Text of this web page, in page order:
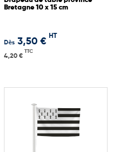
Bretagne 10 x 15 cm
Dès 3,50 €
HT
4,20 €
TTC